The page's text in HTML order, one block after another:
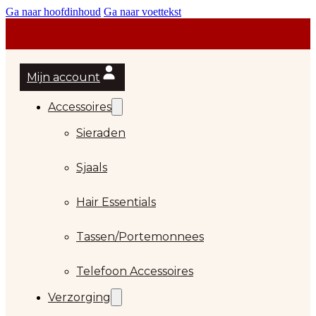
Ga naar hoofdinhoud Ga naar voettekst
Mijn account
Accessoires
Sieraden
Sjaals
Hair Essentials
Tassen/Portemonnees
Telefoon Accessoires
Verzorging